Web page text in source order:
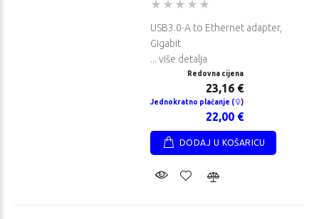
USB3.0-A to Ethernet adapter,
Gigabit
... više detalja
Redovna cijena
23,16 €
Jednokratno plaćanje ( )
22,00 €
DODAJ U KOŠARICU